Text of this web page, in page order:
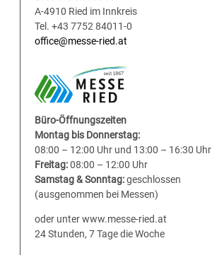
A-4910 Ried im Innkreis
Tel. +43 7752 84011-0
office@messe-ried.at
Büro-Öffnungszeiten
Montag bis Donnerstag:
08:00 – 12:00 Uhr und 13:00 – 16:30 Uhr
Freitag:08:00 – 12:00 Uhr
Samstag & Sonntag:geschlossen
(ausgenommen bei Messen)
oder unter www.messe-ried.at
24 Stunden, 7 Tage die Woche